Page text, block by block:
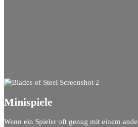
Minispiele
Wenn ein Spieler oft genug mit einem